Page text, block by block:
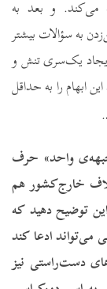
می‌کند. و بعد به
به سؤالات بیشتر
یک‌سری تنش و
ابهام را به حداقل
بعد از آبان 98 از «جبهه‌ی واحد» حرف
خارج‌کشور هم
توضیح دهید که
ادعا کند
دست‌راستی نیز